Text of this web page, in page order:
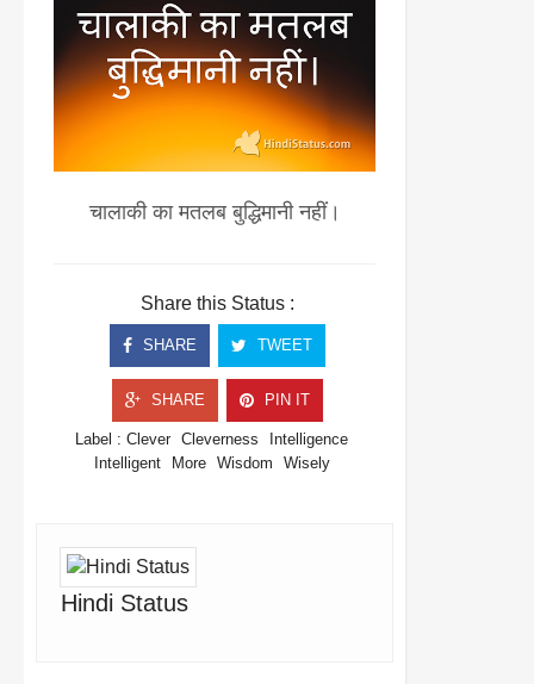
चालाकी का मतलब बुद्धिमानी नहीं।
Share this Status :
SHARE TWEET
SHARE PIN IT
Label : Clever Cleverness
Intelligence
Intelligent
More Wisdom Wisely
Hindi Status